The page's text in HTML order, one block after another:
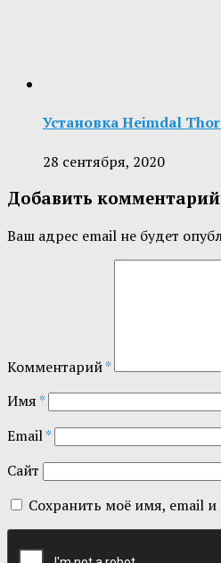
Установка Heimdal
28 сентября, 2020
Добавить комментарий
Ваш адрес email не будет
Комментарий*
Имя*
Email*
Сайт
Сохранить моё имя, email